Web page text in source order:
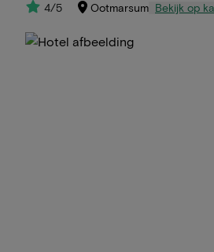
4/5 Ootmarsum Bekijk op